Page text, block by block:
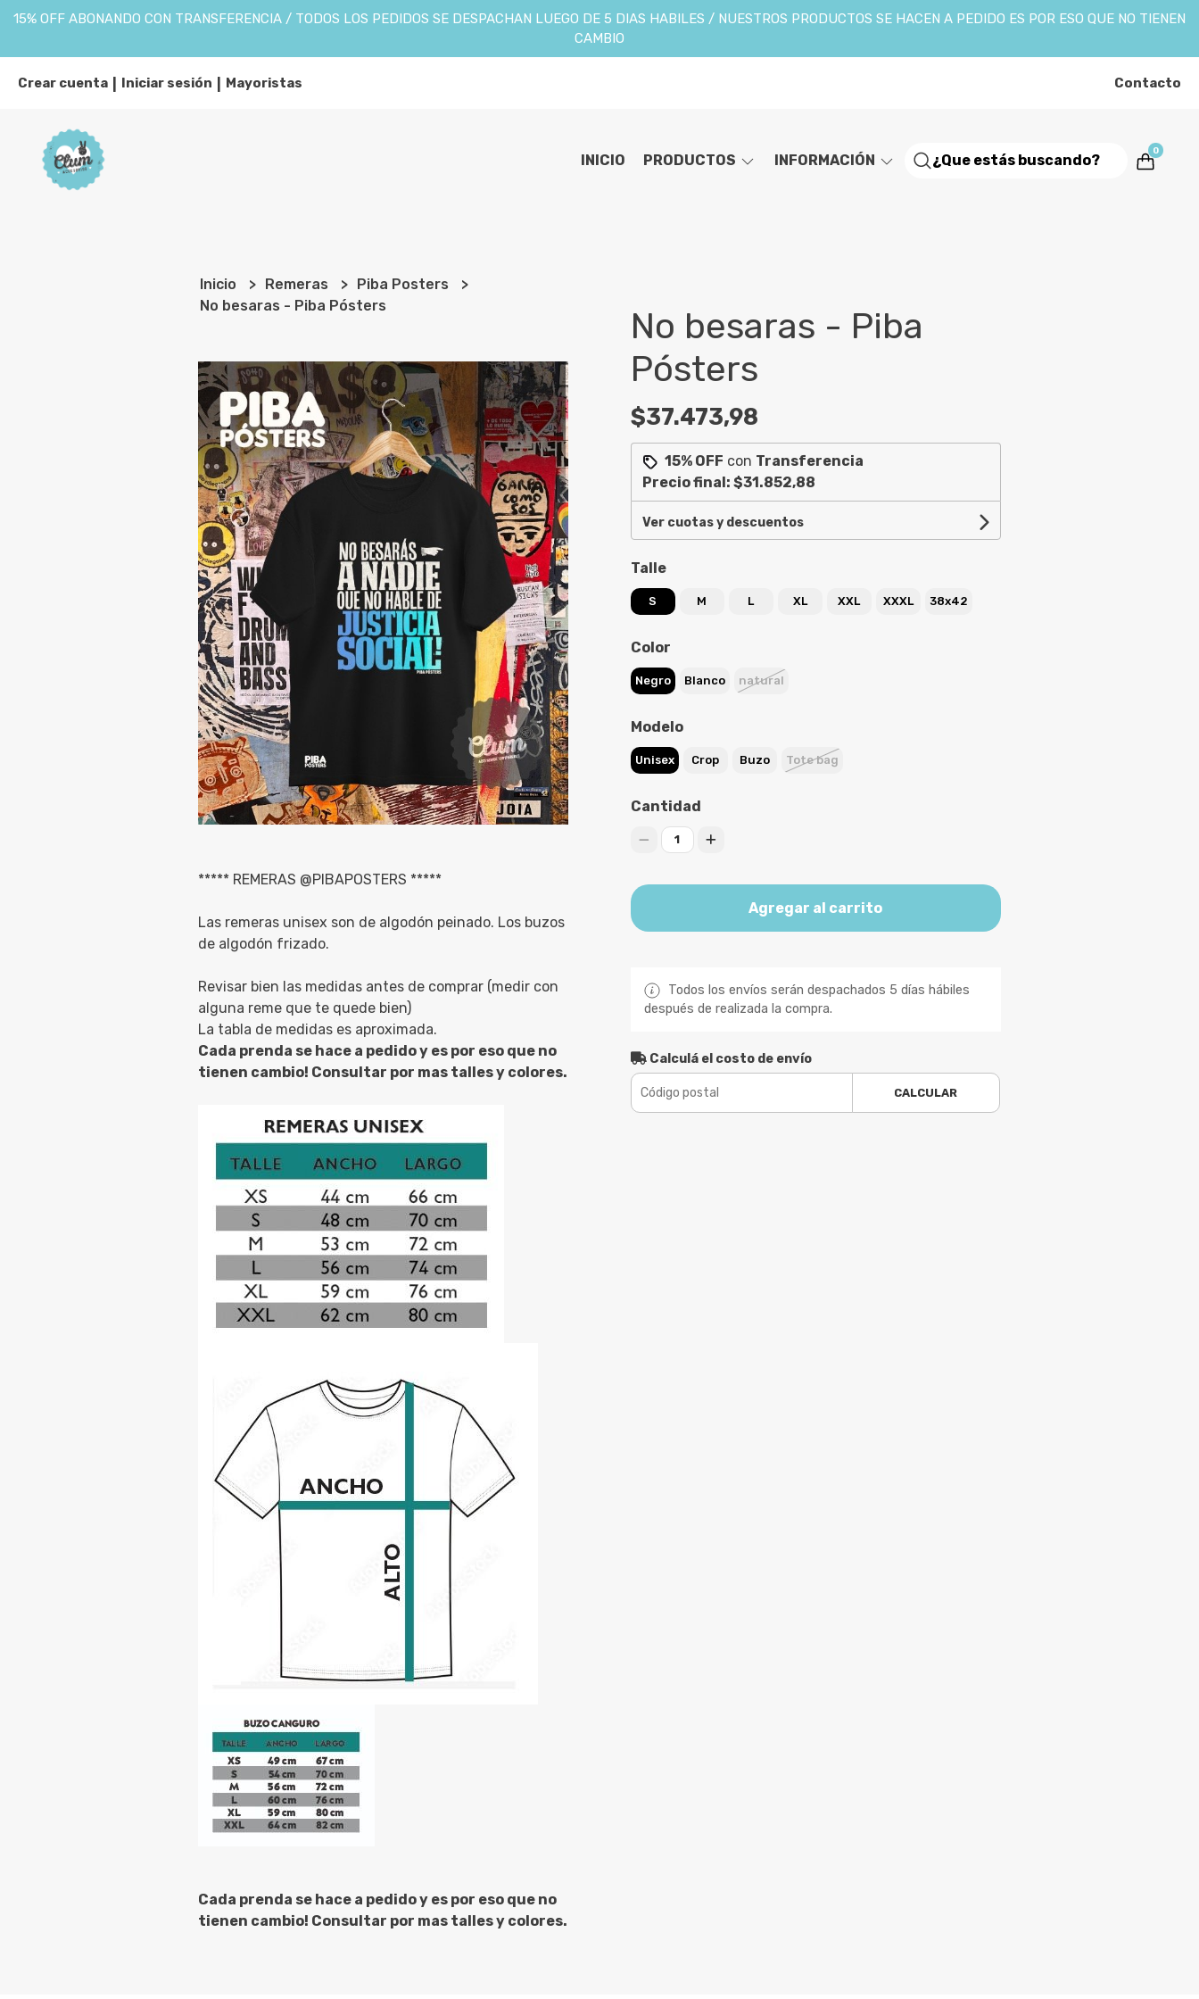
15% OFF ABONANDO CON TRANSFERENCIA / TODOS LOS PEDIDOS SE DESPACHAN LUEGO DE 5 DIAS HABILES / NUESTROS PRODUCTOS SE HACEN A PEDIDO ES POR ESO QUE NO TIENEN
CAMBIO
Crear cuenta Iniciar sesión Mayoristas Contacto
INICIO PRODUCTOS INFORMACIÓN
0
Inicio Remeras
Piba Posters
No besaras - Piba Pósters
***** REMERAS @PIBAPOSTERS *****
Las remeras unisex son de algodón peinado. Los buzos
de algodón frizado.
Revisar bien las medidas antes de comprar (medir con
alguna reme que te quede bien)
La tabla de medidas es aproximada.
Cada prenda se hace a pedido y es por eso que no
tienen cambio! Consultar por mas talles y colores.
Cada prenda se hace a pedido y es por eso que no
tienen cambio! Consultar por mas talles y colores.
No besaras - Piba
Pósters
$37.473,98
15% OFF con Transferencia
Precio final: $31.852,88
Ver cuotas y descuentos
Talle
S M L XL XXL XXXL 38x42
Color
Negro Blanco natural
Modelo
Unisex Crop Buzo Tote bag
Cantidad
1
Agregar al carrito
Todos los envíos serán despachados 5 días hábiles
después de realizada la compra.
Calculá el costo de envío
CALCULAR